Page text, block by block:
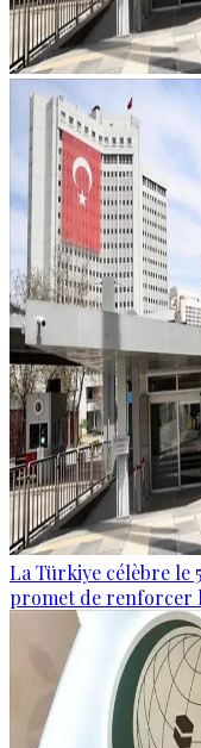
La Türkiye célèbre le
promet de renforcer